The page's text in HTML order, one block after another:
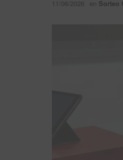
11/06/2026 en Sorteo